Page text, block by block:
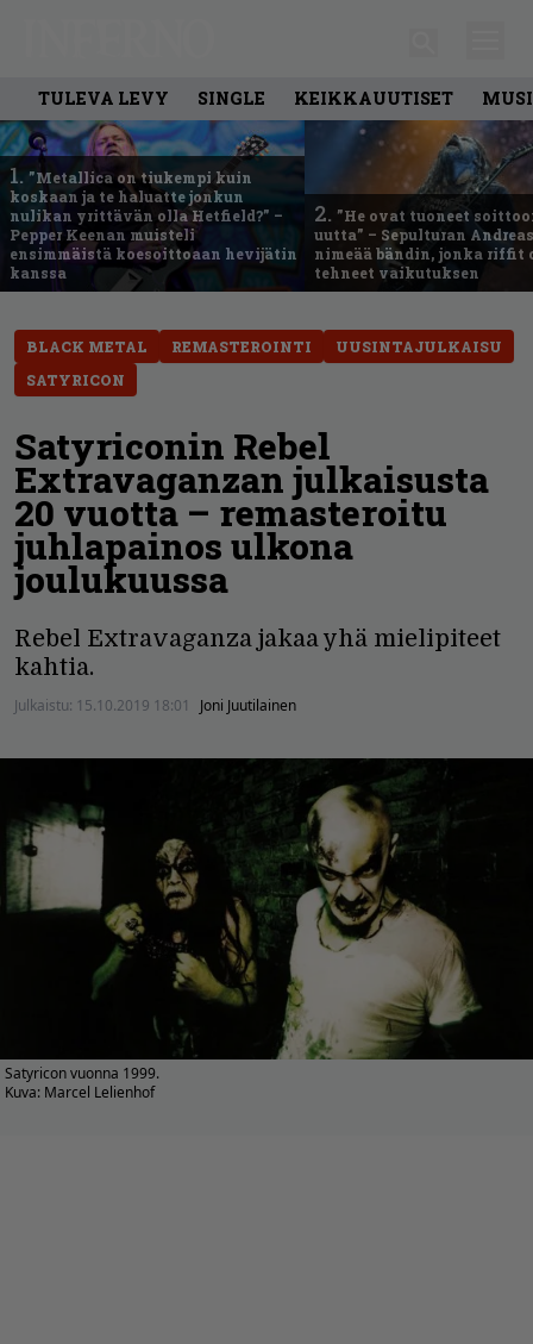
TULEVA LEVY SINGLE KEIKKAUUTISET
1. ”Metallica on tiukempi kuin
koskaan ja te haluatte jonkun
nulikan yrittävän olla Hetfield?” –
Pepper Keenan muisteli
ensimmäistä koesoittoaan hevijätin
kanssa
2. ”He ovat tuoneet
uutta” – Sepulturan
nimeää bändin, jonka riffit
tehneet vaikutuksen
BLACK METAL REMASTEROINTI
UUSINTAJULKAISU
SATYRICON
Satyriconin Rebel
Extravaganzan julkaisusta
20 vuotta – remasteroitu
juhlapainos ulkona
joulukuussa
Rebel Extravaganza jakaa yhä mielipiteet
kahtia.
Julkaistu: 15.10.2019 18:01 Joni Juutilainen
Satyricon vuonna 1999.
Kuva: Marcel Lelienhof